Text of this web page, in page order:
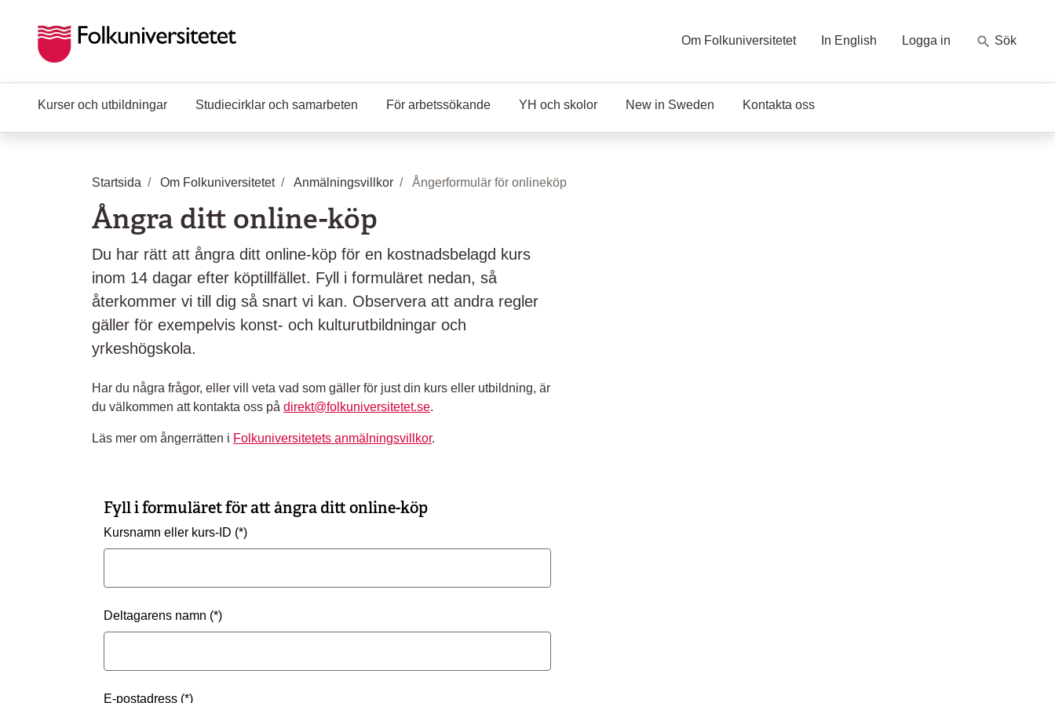
Om Folkuniversitetet In English Logga in Sök
Kurser och utbildningar Studiecirklar och samarbeten För arbetssökande YH och skolor New in Sweden Kontakta oss
Startsida Om Folkuniversitetet Anmälningsvillkor Ångerformulär för onlineköp
Ångra ditt online-köp
Du har rätt att ångra ditt online-köp för en kostnadsbelagd kurs
inom 14 dagar efter köptillfället. Fyll i formuläret nedan, så
återkommer vi till dig så snart vi kan. Observera att andra regler
gäller för exempelvis konst- och kulturutbildningar och
yrkeshögskola.
Har du några frågor, eller vill veta vad som gäller för just din kurs eller utbildning, är
du välkommen att kontakta oss på direkt@folkuniversitetet.se.
Läs mer om ångerrätten i Folkuniversitetets anmälningsvillkor.
Fyll i formuläret för att ångra ditt online-köp
Kursnamn eller kurs-ID
Deltagarens namn
E-postadress